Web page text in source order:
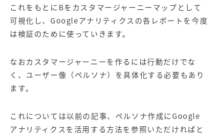
これをもとにBをカスタマージャーニーマップとして
可視化し、Googleアナリティクスの各レポートを今度
は検証のために使っていきます。
なおカスタマージャーニーを作るには行動だけでな
く、ユーザー像（ペルソナ）を具体化する必要もあり
ます。
これについては以前の記事、 ペルソナ作成にGoogle
アナリティクスを活用する方法を参照いただければと